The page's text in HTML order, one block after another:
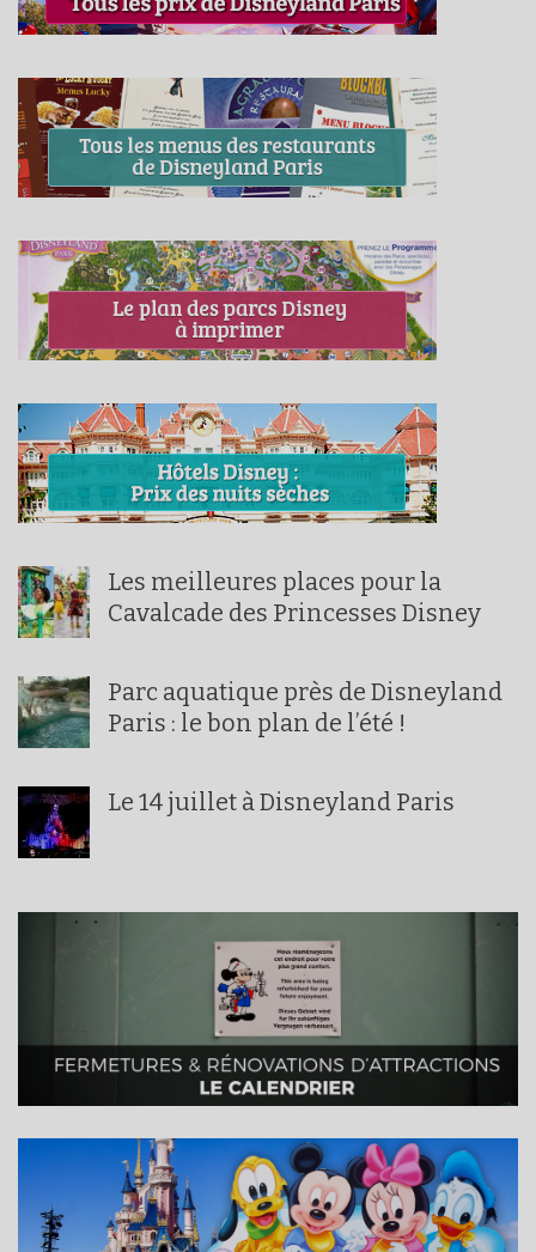
Les meilleures places pour la
Cavalcade des Princesses Disney
Parc aquatique près de Disneyland
Paris : le bon plan de l’été !
Le 14 juillet à Disneyland Paris